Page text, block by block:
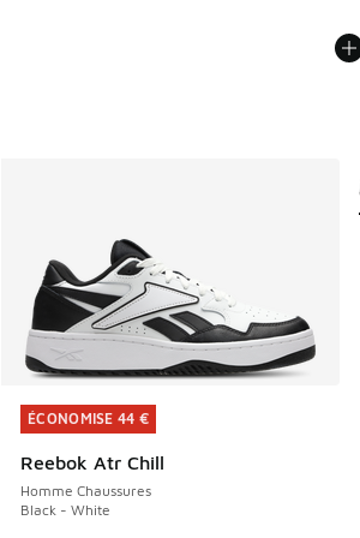
ÉCONOMISE 44 €
Reebok Atr Chill
Homme Chaussures
Black - White
ÉCONOMISE 44 €